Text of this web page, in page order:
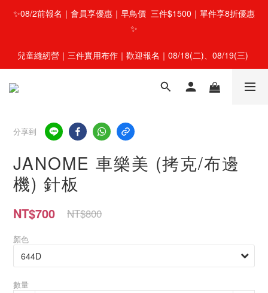
✨08/2前報名｜會員享優惠｜早鳥價  三件$1500｜單件享8折優惠
✨
兒童縫紉營｜三件實用布作｜歡迎報名｜08/18(二)、08/19(三)
分享到
JANOME 車樂美 (拷克/布邊
機) 針板
NT$700 NT$800
顏色
數量